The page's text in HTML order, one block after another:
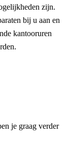
zijn.
bij u aan en
kantooruren
je graag verder